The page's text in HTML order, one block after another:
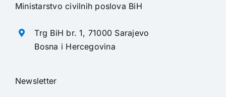
Ministarstvo civilnih poslova BiH
Trg BiH br. 1, 71000 Sarajevo
Bosna i Hercegovina
Newsletter